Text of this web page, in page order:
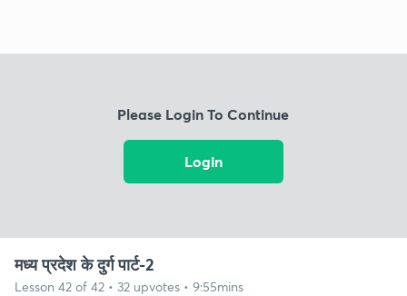
Please Login To Continue
Login
मध्य प्रदेश के दुर्ग पार्ट-2
Lesson 42 of 42 • 32 upvotes • 9:55mins